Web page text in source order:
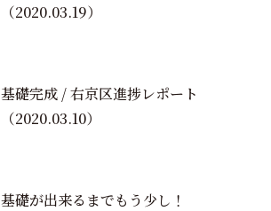
（2020.03.19）
基礎完成 / 右京区進捗レポート
（2020.03.10）
基礎が出来るまでもう少し！